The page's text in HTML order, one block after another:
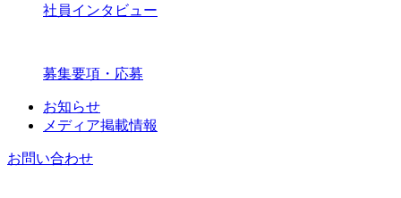
社員インタビュー
募集要項・応募
お知らせ
メディア掲載情報
お問い合わせ